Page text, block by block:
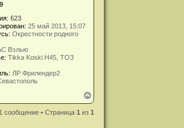
623
25 май 2013, 15:07
Окрестности родного
Вэлью
Tikka Koski H45, ТОЗ
ЛР Фрилендер2
е
р
1 сообщение • Страница1 из1